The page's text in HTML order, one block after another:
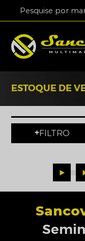
ESTOQUE DE
+FILTRO